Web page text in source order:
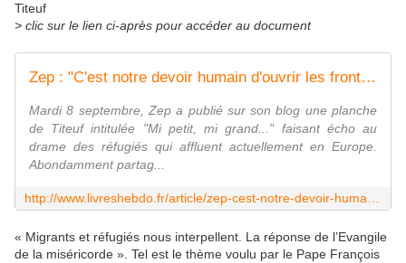
Titeuf
> clic sur le lien ci-après pour accéder au document
Zep : "C'est notre devoir humain d'ouvrir les frontières"
Mardi 8 septembre, Zep a publié sur son blog une planche
de Titeuf intitulée "Mi petit, mi grand..." faisant écho au
drame des réfugiés qui affluent actuellement en Europe.
Abondamment partag...
« Migrants et réfugiés nous interpellent. La réponse de l’Evangile
de la miséricorde ». Tel est le thème voulu par le Pape François